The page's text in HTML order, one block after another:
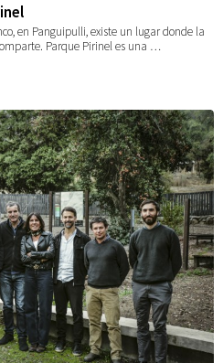
en Panguipulli, existe un lugar donde la
Parque Pirinel es una …